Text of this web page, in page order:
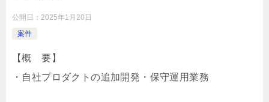
公開日： 2025年1月20日
案件
【概 要】
・自社プロダクトの追加開発・保守運用業務